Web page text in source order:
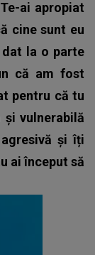
ai apropiat
cine sunt eu
dat la o parte
că am fost
pentru că tu
vulnerabilă
și îți
ai început să